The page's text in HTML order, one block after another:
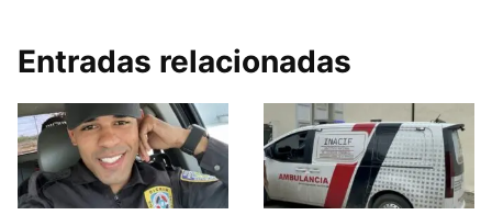
Entradas relacionadas